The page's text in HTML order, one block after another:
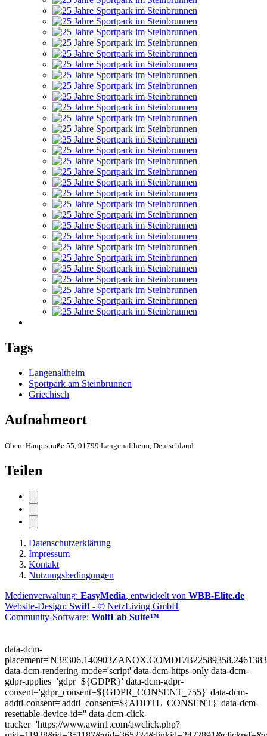
Tags
Langenaltheim
Sportpark am Steinbrunnen
Griechisch
Aufnahmeort
Obere Hauptstraße 55, 91799 Langenaltheim, Deutschland
Teilen
Datenschutzerklärung
Impressum
Kontakt
Nutzungsbedingungen
Medienverwaltung: EasyMedia, entwickelt von WBB-Elite.de
Website-Design: Swift - © NetzLiving GmbH
Community-Software: WoltLab Suite™
data-dcm-
placement='N38306.140903ZANOX.COMDE/
data-dcm-rendering-mode='script' data-dcm-https-only data-dcm-
gdpr-applies='gdpr=${GDPR}' data-dcm-gdpr-
consent='gdpr_consent=${GDPR_CONSENT_755}' data-dcm-
addtl-consent='addtl_consent=${ADDTL_CONSENT}' data-dcm-
resettable-device-id='' data-dcm-click-
tracker='https://www.awin1.com/awclick.php?